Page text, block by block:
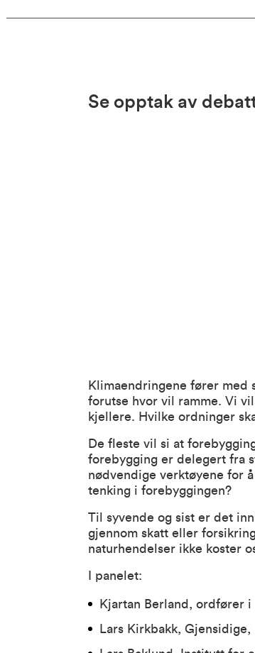
Se opptak av
Klimaendringene fører med
forutse hvor vil ramme. Vi
kjellere. Hvilke ordninger
De fleste vil si at
forebygging er delegert fra
nødvendige verktøyene for
tenking i forebyggingen?
Til syvende og sist er det
gjennom skatt eller
naturhendelser ikke koster
I panelet:
Kjartan Berland, ordfører
Lars Kirkbakk,